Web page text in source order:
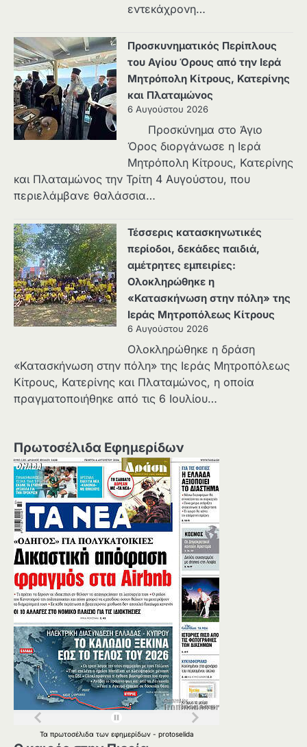
εντεκάχρονη…
Προσκυνηματικός Περίπλους
του Αγίου Όρους από την Ιερά
Μητρόπολη Κίτρους, Κατερίνης
και Πλαταμώνος
6 Αυγούστου 2026
Προσκύνημα στο Άγιο
Όρος διοργάνωσε η Ιερά
Μητρόπολη Κίτρους, Κατερίνης
και Πλαταμώνος την Τρίτη 4 Αυγούστου, που
περιελάμβανε θαλάσσια…
Τέσσερις κατασκηνωτικές
περίοδοι, δεκάδες παιδιά,
αμέτρητες εμπειρίες:
Ολοκληρώθηκε η
«Κατασκήνωση στην πόλη» της
Ιεράς Μητροπόλεως Κίτρους
6 Αυγούστου 2026
Ολοκληρώθηκε η δράση
«Κατασκήνωση στην πόλη» της Ιεράς Μητροπόλεως
Κίτρους, Κατερίνης και Πλαταμώνος, η οποία
πραγματοποιήθηκε από τις 6 Ιουλίου…
Πρωτοσέλιδα Εφημερίδων
Τα πρωτοσέλιδα των εφημερίδων - protoselida